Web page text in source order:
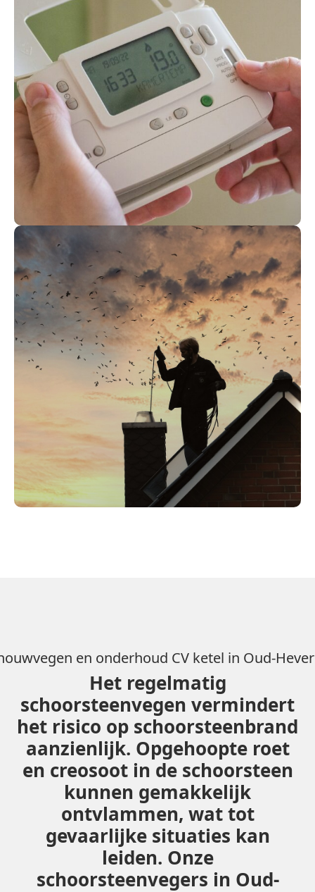
en onderhoud CV ketel in Oud-
Het regelmatig
schoorsteenvegen vermindert
het risico op schoorsteenbrand
aanzienlijk. Opgehoopte roet
en creosoot in de schoorsteen
kunnen gemakkelijk
ontvlammen, wat tot
gevaarlijke situaties kan
leiden. Onze
schoorsteenvegers in Oud-